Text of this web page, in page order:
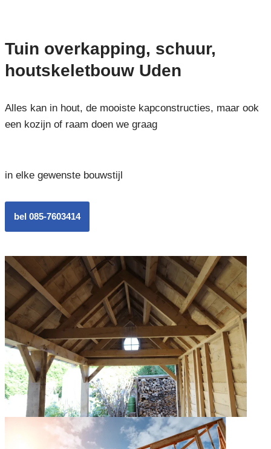
Tuin overkapping, schuur,
houtskeletbouw Uden
Alles kan in hout, de mooiste kapconstructies, maar ook
een kozijn of raam doen we graag
in elke gewenste bouwstijl
bel 085-7603414